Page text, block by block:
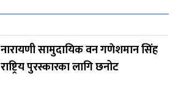
नारायणी सामुदायिक वन गणेशमान सिंह
राष्ट्रिय पुरस्कारका लागि छनोट